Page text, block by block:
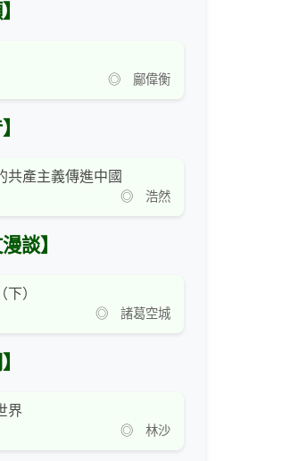
◎ 鄺偉衡
共產主義傳進中國
◎ 浩然
談】
）
◎ 諸葛空城
界
◎ 林沙